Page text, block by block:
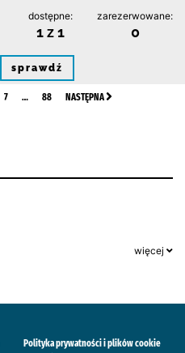
dostępne:
1 z 1
zarezerwowane:
0
sprawdź
7 … 88 NASTĘPNA
więcej
Polityka prywatności i plików cookie